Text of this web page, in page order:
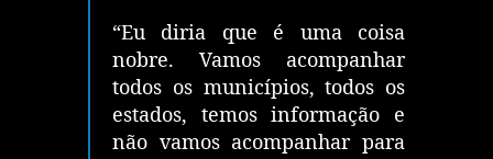
“Eu diria que é uma coisa
nobre. Vamos acompanhar
todos os municípios, todos os
estados, temos informação e
não vamos acompanhar para